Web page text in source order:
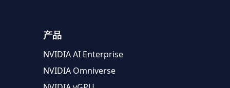
产品
NVIDIA AI Enterprise
NVIDIA Omniverse